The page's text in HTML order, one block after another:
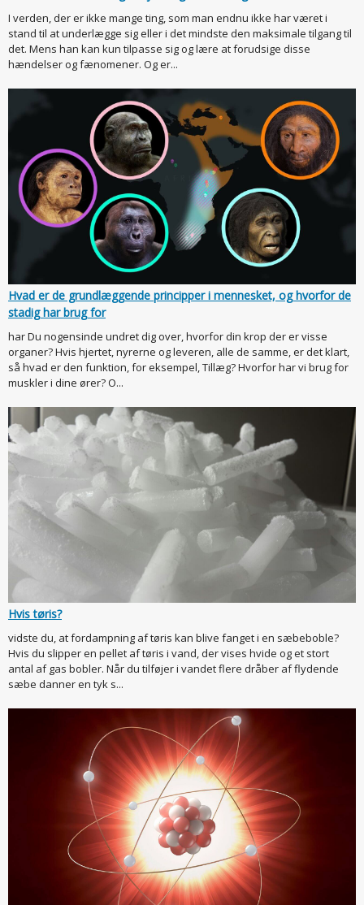
I verden, der er ikke mange ting, som man endnu ikke har været i
stand til at underlægge sig eller i det mindste den maksimale tilgang til
det. Mens han kan kun tilpasse sig og lære at forudsige disse
hændelser og fænomener. Og er...
Hvad er de grundlæggende principper i mennesket, og hvorfor de
stadig har brug for
har Du nogensinde undret dig over, hvorfor din krop der er visse
organer? Hvis hjertet, nyrerne og leveren, alle de samme, er det klart,
så hvad er den funktion, for eksempel, Tillæg? Hvorfor har vi brug for
muskler i dine ører? O...
Hvis tøris?
vidste du, at fordampning af tøris kan blive fanget i en sæbeboble?
Hvis du slipper en pellet af tøris i vand, der vises hvide og et stort
antal af gas bobler. Når du tilføjer i vandet flere dråber af flydende
sæbe danner en tyk s...